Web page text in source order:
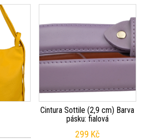
Cintura Sottile (2,9 cm) Barva
pásku: fialová
299 Kč